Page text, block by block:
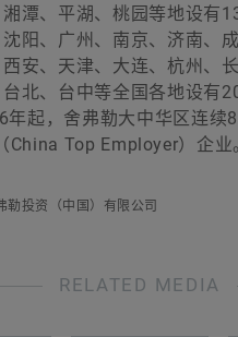
潭、平湖、桃园等地设有
阳、广州、南京、济南、
安、天津、大连、杭州、
北、台中等全国各地设有
年起，舍弗勒大中华区连续
China Top Employer）企业
勒投资（中国）有限公司
RELATED MEDIA